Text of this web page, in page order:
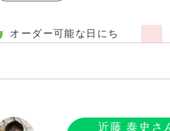
オーダー可能な日にち
近藤 泰史さ